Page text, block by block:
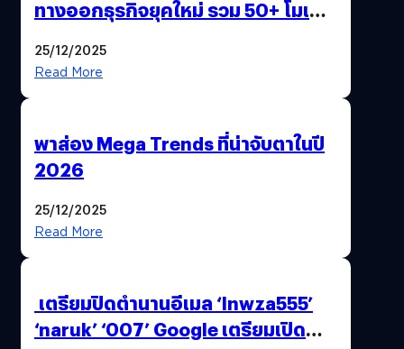
ทางออกธุรกิจยุคใหม่ รวม 50+ โมเดล
25/12/2025
Read More
พาส่อง Mega Trends ที่น่าจับตาในปี
2026
25/12/2025
Read More
เตรียมปิดตำนานอีเมล ‘lnwza555’
‘naruk’ ‘007’ Google เตรียมเปิด